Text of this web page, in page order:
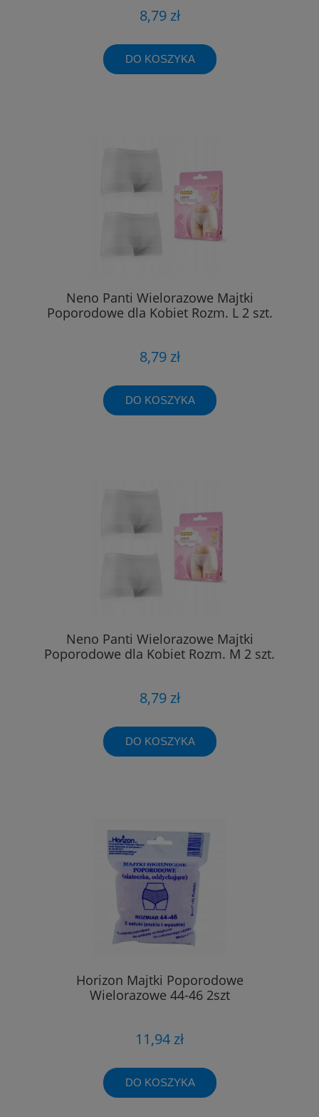
8,79 zł
DO KOSZYKA
Neno Panti Wielorazowe Majtki
Poporodowe dla Kobiet Rozm. L 2 szt.
8,79 zł
DO KOSZYKA
Neno Panti Wielorazowe Majtki
Poporodowe dla Kobiet Rozm. M 2 szt.
8,79 zł
DO KOSZYKA
Horizon Majtki Poporodowe
Wielorazowe 44-46 2szt
11,94 zł
DO KOSZYKA